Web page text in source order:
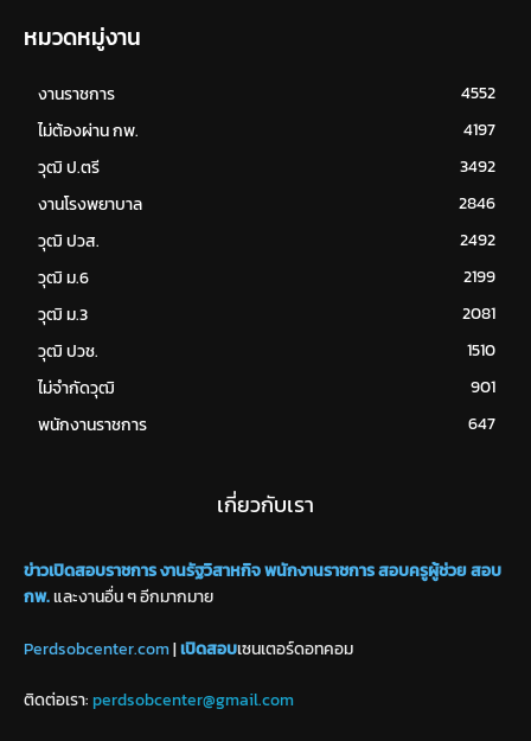
หมวดหมู่งาน
งานราชการ
4552
ไม่ต้องผ่าน กพ.
4197
วุฒิ ป.ตรี
3492
งานโรงพยาบาล
2846
วุฒิ ปวส.
2492
วุฒิ ม.6
2199
วุฒิ ม.3
2081
วุฒิ ปวช.
1510
ไม่จำกัดวุฒิ
901
พนักงานราชการ
647
เกี่ยวกับเรา
ข่าวเปิดสอบราชการงานรัฐวิสาหกิจพนักงานราชการสอบครูผู้ช่วยสอบ
กพ.และงานอื่น ๆ อีกมากมาย
Perdsobcenter.com|เปิดสอบเซนเตอร์ดอทคอม
ติดต่อเรา: perdsobcenter@gmail.com